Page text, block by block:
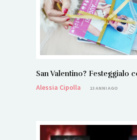
San Valentino? Festeggialo
Alessia Cipolla
13 ANNI AGO